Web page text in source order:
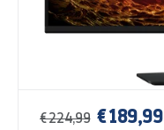
€ 224,99 € 189,99